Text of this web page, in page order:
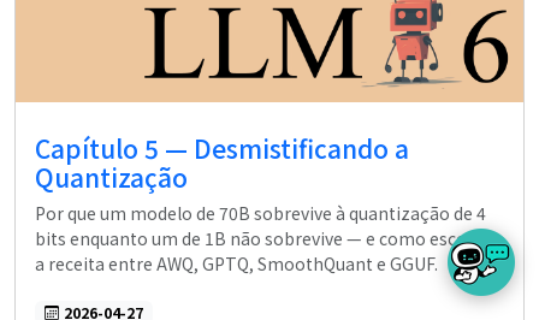
Capítulo 5 — Desmistificando a
Quantização
Por que um modelo de 70B sobrevive à quantização de 4
bits enquanto um de 1B não sobrevive — e como escolher
a receita entre AWQ, GPTQ, SmoothQuant e GGUF.
2026-04-27